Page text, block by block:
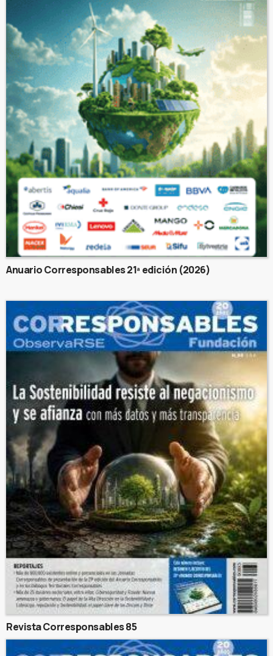
Anuario Corresponsables 21ª edición (2026)
Revista Corresponsables 85